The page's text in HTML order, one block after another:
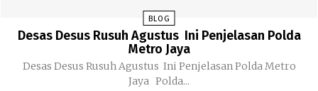
BLOG
Desas Desus Rusuh Agustus Ini Penjelasan Polda
Metro Jaya
Desas Desus Rusuh Agustus Ini Penjelasan Polda Metro
Jaya Polda...